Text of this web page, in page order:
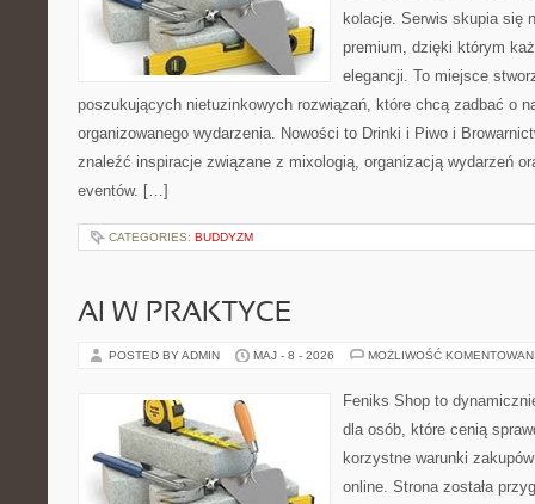
kolacje. Serwis skupia się
premium, dzięki którym
elegancji. To miejsce
poszukujących nietuzinkowych rozwiązań, które chcą zadbać o
organizowanego wydarzenia. Nowości to Drinki i Piwo i
znaleźć inspiracje związane z mixologią, organizacją wydarzeń
eventów. […]
CATEGORIES: BUDDYZM
AI W PRAKTYCE
POSTED BY ADMIN MAJ - 8 - 2026 MOŻLIWOŚĆ
Feniks Shop to
dla osób, które cenią
korzystne warunki
online. Strona została